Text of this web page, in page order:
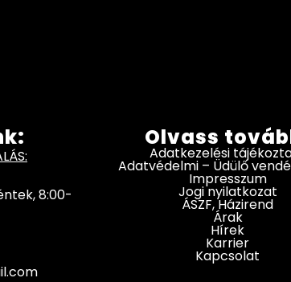
8:00-
Olvass
Adatkezelési
Adatvédelmi – Üdülő
Impresszum
Jogi nyilatkozat
ÁSZF, Házirend
Árak
Hírek
Karrier
Kapcsolat